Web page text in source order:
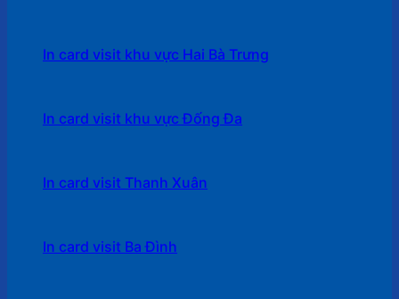
In card visit khu vực Hai Bà Trưng
In card visit khu vực Đống Đa
In card visit Thanh Xuân
In card visit Ba Đình